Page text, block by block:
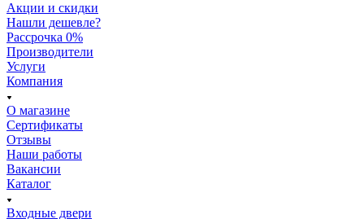
Акции и скидки
Нашли дешевле?
Рассрочка 0%
Производители
Услуги
Компания
О магазине
Сертификаты
Отзывы
Наши работы
Вакансии
Каталог
Входные двери